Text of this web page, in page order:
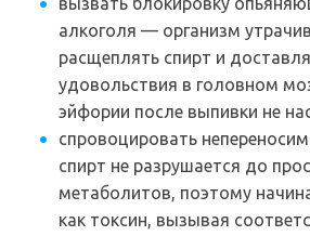
алкоголя — организм
расщеплять спирт и
удовольствия в головном
эйфории после выпивки не
спровоцировать
спирт не разрушается до
метаболитов, поэтому
как токсин, вызывая